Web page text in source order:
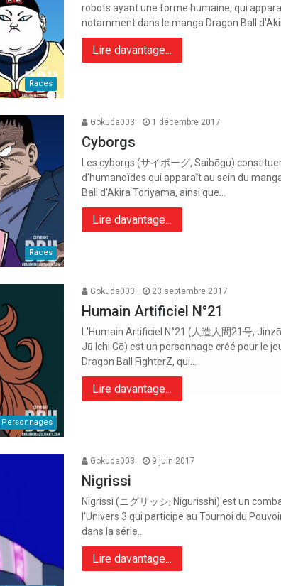
Races
robots ayant une forme humaine, qui
notamment dans le manga Dragon Ball
Lire davantage...
Races
Gokuda003 1 décembre 2017
Cyborgs
Les cyborgs (サイボーグ, Saibōgu)
d'humanoïdes qui apparaît au sein du
Ball d'Akira Toriyama, ainsi que…
Lire davantage...
Personnages
Gokuda003 23 septembre 2017
Humain Artificiel N°21
L'Humain Artificiel N°21 (人造人間21号,
Jū Ichi Gō) est un personnage créé pour le
Dragon Ball FighterZ, qui…
Lire davantage...
Gokuda003 9 juin 2017
Nigrissi
Nigrissi (ニグリッシ, Nigurisshi) est un
l'Univers 3 qui participe au Tournoi du
dans la série…
Lire davantage...